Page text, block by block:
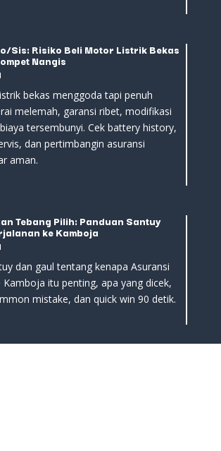
Sis: Risiko Beli Motor Listrik Bekas
Nangis
bekas menggoda tapi penuh
melemah, garansi ribet, modifikasi
tersembunyi. Cek battery history,
dan pertimbangin asuransi
aman.
Tebang Pilih: Panduan Santuy
ke Kamboja
dan gaul tentang kenapa Asuransi
Kamboja itu penting, apa yang dicek,
mistake, dan quick win 90 detik.